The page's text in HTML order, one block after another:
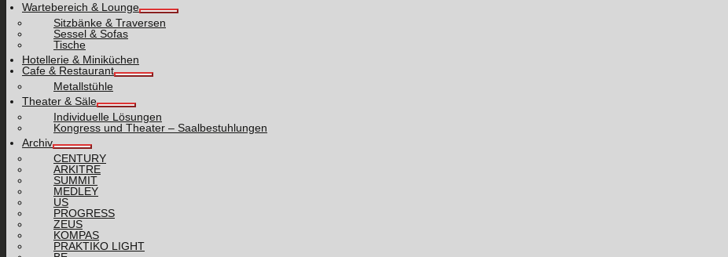
Wartebereich & Lounge
Sitzbänke & Traversen
Sessel & Sofas
Tische
Hotellerie & Miniküchen
Cafe & Restaurant
Metallstühle
Theater & Säle
Individuelle Lösungen
Kongress und Theater – Saalbestuhlungen
Archiv
CENTURY
ARKITRE
SUMMIT
MEDLEY
US
PROGRESS
ZEUS
KOMPAS
PRAKTIKO LIGHT